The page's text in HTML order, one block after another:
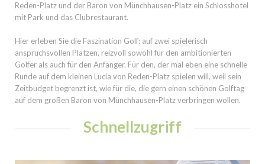
Reden-Platz und der Baron von Münchhausen-Platz ein Schlosshotel
mit Park und das Clubrestaurant.
Hier erleben Sie die Faszination Golf: auf zwei spielerisch
anspruchsvollen Plätzen, reizvoll sowohl für den ambitionierten
Golfer als auch für den Anfänger. Für den, der mal eben eine schnelle
Runde auf dem kleinen Lucia von Reden-Platz spielen will, weil sein
Zeitbudget begrenzt ist, wie für die, die gern einen schönen Golftag
auf dem großen Baron von Münchhausen-Platz verbringen wollen.
Schnellzugriff